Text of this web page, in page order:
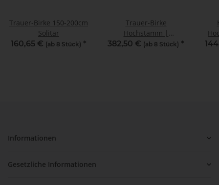
Trauer-Birke 150-200cm
Solitär
160,65 € (ab 8 Stück) *
Trauer-Birke
Hochstamm |
Stammumfang 10-12cm
382,50 € (ab 8 Stück) *
Informationen
Gesetzliche Informationen